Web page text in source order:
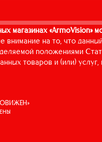
магазинах «ArmoVision»
на то, что
положениями
товаров и (или)